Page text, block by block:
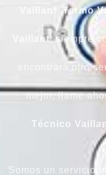
Termo
Vaillant, siempre
encontrará otro
mejor, llame
Técnico
Somos un servicio